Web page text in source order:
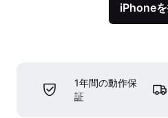
iPhone
1年間の動作保
証